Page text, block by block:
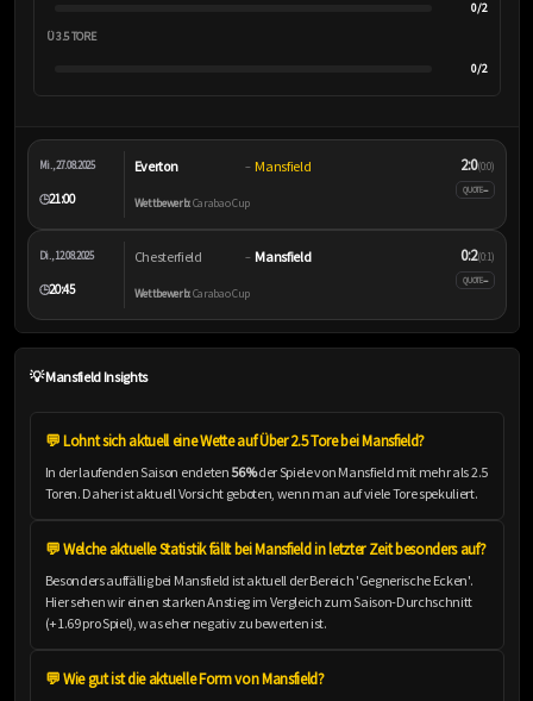
0/2
Ü 3.5 TORE
0/2
Mi., 27.08.2025
🕒21:00
Everton – Mansfield
Wettbewerb:Carabao Cup
2:0(0:0)
QUOTE–
Di., 12.08.2025
🕒20:45
Chesterfield – Mansfield
Wettbewerb:Carabao Cup
0:2(0:1)
QUOTE–
💡 Mansfield Insights
💬 Lohnt sich aktuell eine Wette auf Über 2.5 Tore bei Mansfield?
In der laufenden Saison endeten56%der Spiele von Mansfield mit mehr als 2.5
Toren. Daher ist aktuell Vorsicht geboten, wenn man auf viele Tore spekuliert.
💬 Welche aktuelle Statistik fällt bei Mansfield in letzter Zeit besonders auf?
Besonders auffällig bei Mansfield ist aktuell der Bereich 'Gegnerische Ecken'.
Hier sehen wir einen starken Anstieg im Vergleich zum Saison-Durchschnitt
(+1.69 pro Spiel), was eher negativ zu bewerten ist.
💬 Wie gut ist die aktuelle Form von Mansfield?